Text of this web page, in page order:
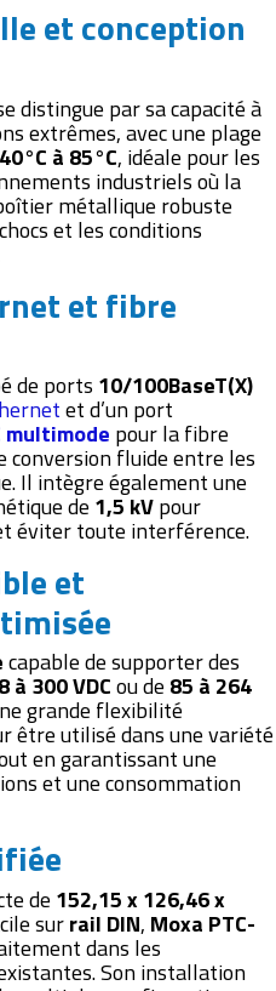
et conception
distingue par sa capacité à
extrêmes, avec une plage
à 85°C, idéale pour les
industriels où la
métallique robuste
et les conditions
et fibre
de ports 10/100BaseT(X)
et d’un port
multimode pour la fibre
fluide entre les
Il intègre également une
de 1,5 kVpour
éviter toute interférence.
et
capable de supporter des
à 300 VDCou de 85 à 264
grande flexibilité
être utilisé dans une variété
en garantissant une
et une consommation
de 152,15 x 126,46 x
surrail DIN, Moxa PTC-
dans les
Son installation